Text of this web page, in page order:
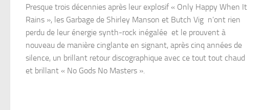
Presque trois décennies après leur explosif « Only Happy When It
Rains », les Garbage de Shirley Manson et Butch Vig n’ont rien
perdu de leur énergie synth-rock inégalée et le prouvent à
nouveau de manière cinglante en signant, après cinq années de
silence, un brillant retour discographique avec ce tout tout chaud
et brillant « No Gods No Masters ».